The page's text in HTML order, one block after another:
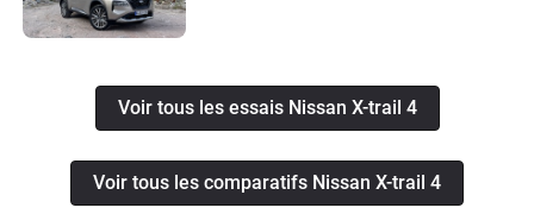
Voir tous les essais Nissan X-trail 4
Voir tous les comparatifs Nissan X-trail 4